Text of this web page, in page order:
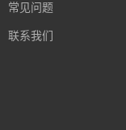
常见问题
联系我们